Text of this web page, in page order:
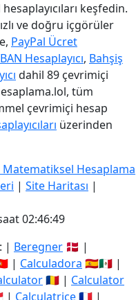
keşfedin.
ve doğru içgörüler
PayPal Ücret
Hesaplayıcı, Bahşiş
dahil 89 çevrimiçi
tüm
çevrimiçi hesap
üzerinden
Matematiksel Hesaplama
| Site Haritası |
02:46:50
| Beregner 🇩🇰 |
| Calculadora 🇪🇸🇲🇽 |
🇷🇴 | Calculator
| Calculatrice🇫🇷 |